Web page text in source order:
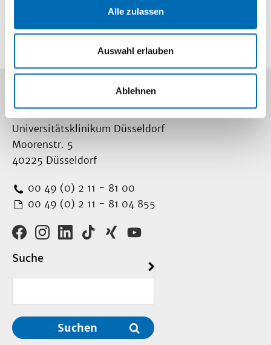
Alle zulassen
Auswahl erlauben
Ablehnen
So finden Sie
Universitätsklinikum Düsseldorf
Moorenstr. 5
40225 Düsseldorf
00 49 (0) 2 11 - 81 00
00 49 (0) 2 11 - 81 04 855
Suche
Suchen